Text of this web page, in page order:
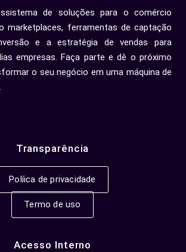
de soluções para o comércio
marketplaces, ferramentas de captação
e a estratégia de vendas para
empresas. Faça parte e dê o próximo
o seu negócio em uma máquina de
Transparência
Políica de privacidade
Termo de uso
Acesso Interno